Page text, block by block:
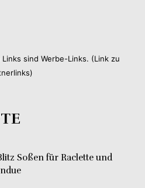
sind Werbe-Links. (Link zu
Soßen für Raclette und